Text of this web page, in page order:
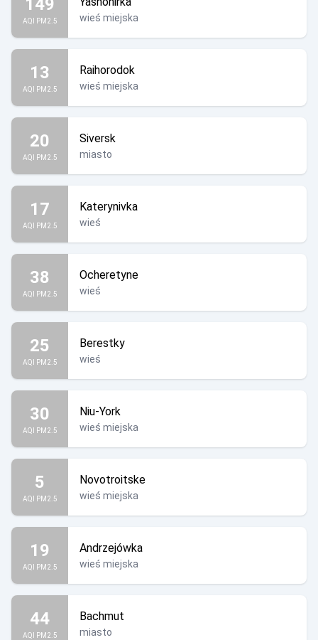
AQI PM2.5 wieś miejska
13
AQI PM2.5
Raihorodok
wieś miejska
20
AQI PM2.5
Siversk
miasto
17
AQI PM2.5
Katerynivka
wieś
38
AQI PM2.5
Ocheretyne
wieś
25
AQI PM2.5
Berestky
wieś
30
AQI PM2.5
Niu-York
wieś miejska
5
AQI PM2.5
Novotroitske
wieś miejska
19
AQI PM2.5
Andrzejówka
wieś miejska
44
AQI PM2.5
Bachmut
miasto